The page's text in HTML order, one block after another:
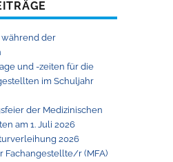
der
und -zeiten für die
im Schuljahr
der Medizinischen
am 1. Juli 2026
2026
Fachangestellte/r (MFA)